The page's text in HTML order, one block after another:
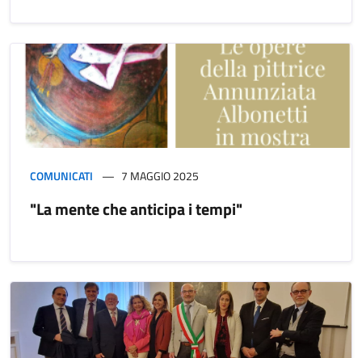
COMUNICATI 7 MAGGIO 2025
"La mente che anticipa i tempi"